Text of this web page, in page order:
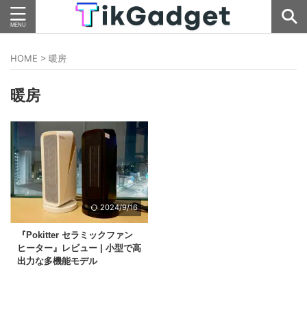
HOME > 暖房
暖房
2024/9/16
『Pokitter セラミックファン
ヒーター』レビュー | 小型で高
出力な多機能モデル